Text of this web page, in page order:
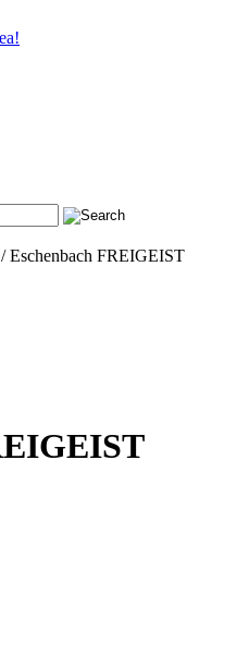
/ Eschenbach FREIGEIST